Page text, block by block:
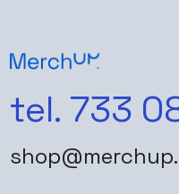
tel. 733